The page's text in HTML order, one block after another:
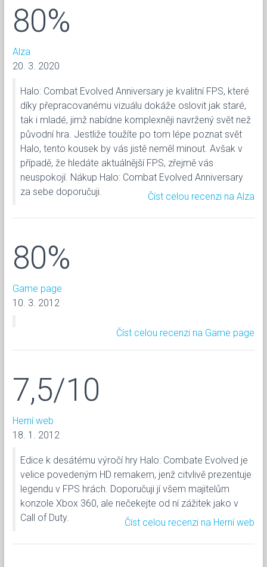
80%
Alza
20. 3. 2020
Halo: Combat Evolved Anniversary je kvalitní FPS, které
díky přepracovanému vizuálu dokáže oslovit jak staré,
tak i mladé, jimž nabídne komplexněji navržený svět než
původní hra. Jestliže toužíte po tom lépe poznat svět
Halo, tento kousek by vás jistě neměl minout. Avšak v
případě, že hledáte aktuálnější FPS, zřejmě vás
neuspokojí. Nákup Halo: Combat Evolved Anniversary
za sebe doporučuji.
Číst celou recenzi na Alza
80%
Game page
10. 3. 2012
Číst celou recenzi na Game page
7,5/10
Herní web
18. 1. 2012
Edice k desátému výročí hry Halo: Combate Evolved je
velice povedeným HD remakem, jenž citvlivě prezentuje
legendu v FPS hrách. Doporučuji jí všem majitelům
konzole Xbox 360, ale nečekejte od ní zážitek jako v
Call of Duty.
Číst celou recenzi na Herní web